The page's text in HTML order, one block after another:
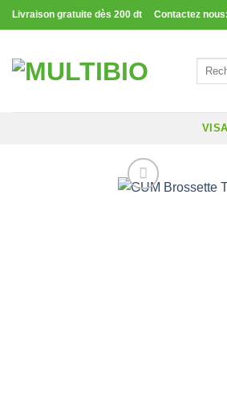
Passer
au
Livraison gratuite dès 200 dt Contactez